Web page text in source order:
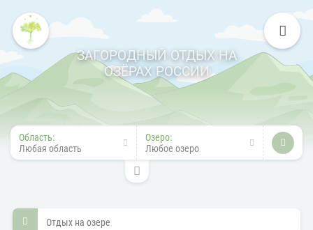
ЗАГОРОДНЫЙ ОТДЫХ НА
ОЗЁРАХ РОССИИ
Область:
Любая область
Озеро:
Любое озеро
Отдых на озере